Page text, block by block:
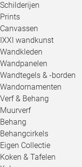
Schilderijen
Prints
Canvassen
IXXI wandkunst
Wandkleden
Wandpanelen
Wandtegels & -borden
Wandornamenten
Verf & Behang
Muurverf
Behang
Behangcirkels
Eigen Collectie
Koken & Tafelen